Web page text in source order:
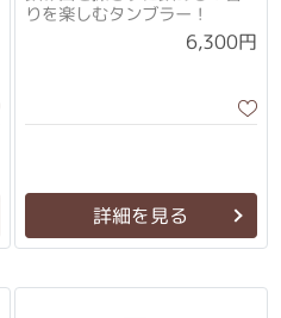
りを楽しむタンブラー！
6,300円
詳細を見る